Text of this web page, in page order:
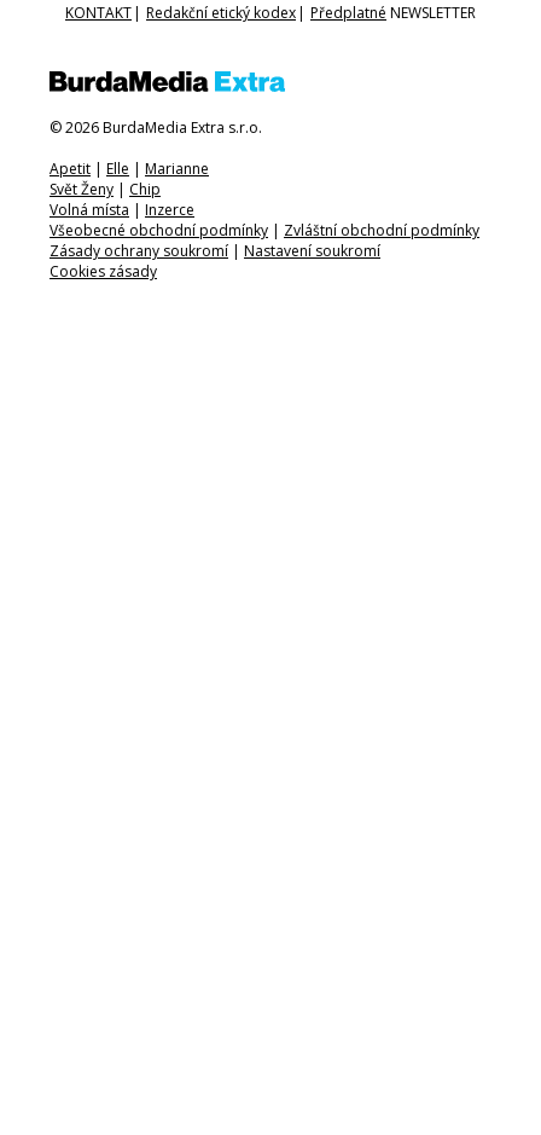
KONTAKT| Redakční etický kodex| Předplatné NEWSLETTER
© 2026 BurdaMedia Extra s.r.o.
Apetit | Elle | Marianne
Svět Ženy | Chip
Volná místa | Inzerce
Všeobecné obchodní podmínky | Zvláštní obchodní podmínky
Zásady ochrany soukromí | Nastavení soukromí
Cookies zásady